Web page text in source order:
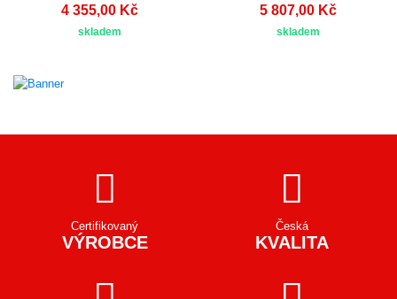
4 355,00 Kč
skladem
5 807,00 Kč
skladem
Certifikovaný
VÝROBCE
Česká
KVALITA